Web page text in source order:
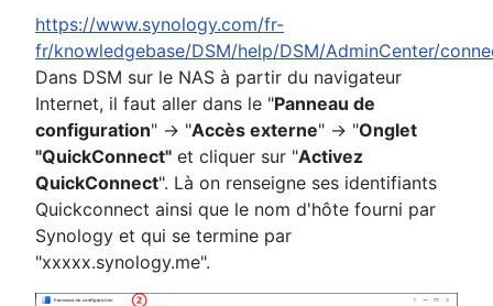
https://www.synology.com/fr-
fr/knowledgebase/DSM/help/DSM/AdminCenter/
Dans DSM sur le NAS à partir du navigateur
Internet, il faut aller dans le "Panneau de
configuration" -> "Accès externe" -> "Onglet
"QuickConnect" et cliquer sur "Activez
QuickConnect". Là on renseigne ses identifiants
Quickconnect ainsi que le nom d'hôte fourni par
Synology et qui se termine par
"xxxxx.synology.me".